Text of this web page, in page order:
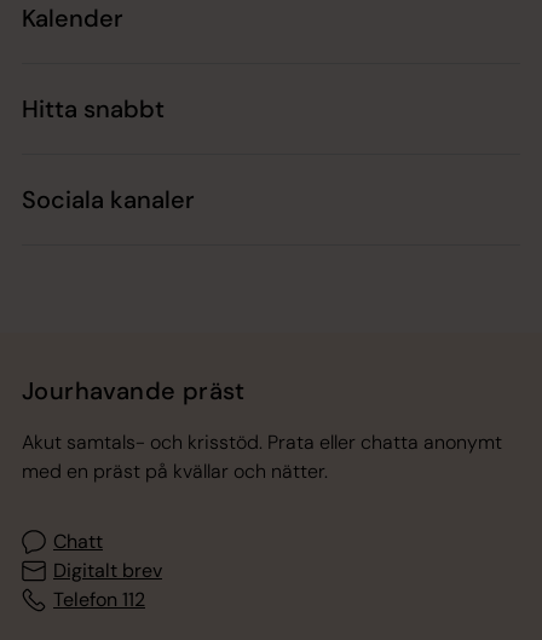
Kalender
Hitta snabbt
Sociala kanaler
Jourhavande präst
Akut samtals- och krisstöd. Prata eller chatta anonymt
med en präst på kvällar och nätter.
Chatt
Digitalt brev
Telefon 112